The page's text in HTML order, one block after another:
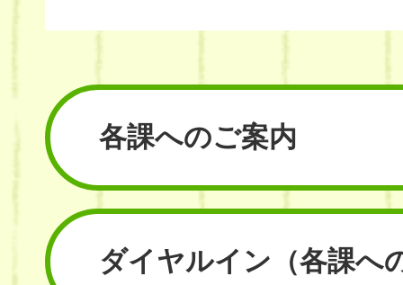
各課へのご案内
ダイヤルイン （各課へ